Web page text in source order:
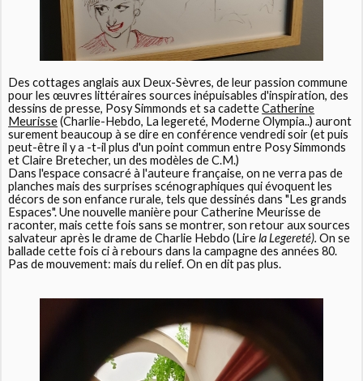
Des cottages anglais aux Deux-Sèvres, de leur passion commune
pour les œuvres littéraires sources inépuisables d'inspiration, des
dessins de presse, Posy Simmonds et sa cadetteCatherine
Meurisse(Charlie-Hebdo, La legereté, Moderne Olympia..) auront
surement beaucoup à se dire en conférence vendredi soir (et puis
peut-être il y a -t-il plus d'un point commun entre Posy Simmonds
et Claire Bretecher, un des modèles de C.M.)
Dans l'espace consacré à l'auteure française, on ne verra pas de
planches mais des surprises scénographiques qui évoquent les
décors de son enfance rurale, tels que dessinés dans "Les grands
Espaces". Une nouvelle manière pour Catherine Meurisse de
raconter, mais cette fois sans se montrer, son retour aux sources
salvateur après le drame de Charlie Hebdo (Lirela Legereté).On se
ballade cette fois ci à rebours dans la campagne des années 80.
Pas de mouvement: mais du relief. On en dit pas plus.